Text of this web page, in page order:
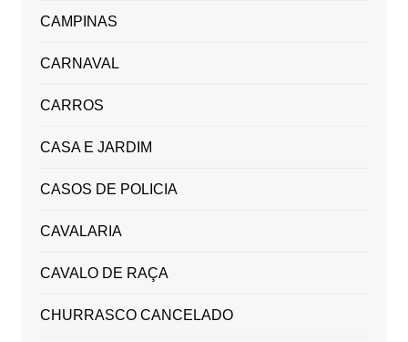
CAMPINAS
CARNAVAL
CARROS
CASA E JARDIM
CASOS DE POLICIA
CAVALARIA
CAVALO DE RAÇA
CHURRASCO CANCELADO